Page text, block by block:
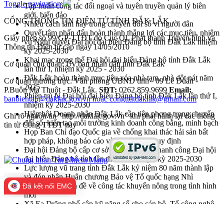
Tập huấn công tác đối ngoại và tuyên truyền quản lý biên
giới, biển đảo
Nhiều cách làm hay trong chuyển đổi số vì người dân
Quyết tâm phấn đấu hoàn thành thắng lợi các mục tiêu, nhiệm
vụ Nghị quyết Đại hội đại biểu Đảng bộ tỉnh Đắk Lắk nhiệm
kỳ 2025-2030
Khai mạc trọng thể Đại hội đại biểu Đảng bộ tỉnh Đắk Lắk
lần thứ I, nhiệm kỳ 2025 - 2030
Đắk Lắk hoàn thành mục tiêu xóa nhà tạm, nhà dột nát năm
2025
Phiên trù bị Đại hội đại biểu Đảng bộ tỉnh Đắk Lắk lần thứ I,
nhiệm kỳ 2025-2030
Hiệp hội Doanh nhân Đắk Lắk cần tiên phong trong chuyển
đổi số, kiến tạo môi trường kinh doanh công bằng, minh bạch
Họp Ban Chỉ đạo Quốc gia về chống khai thác hải sản bất
hợp pháp, không báo cáo và không theo quy định
Đại hội Đảng bộ cấp cơ sở góp phần vào thanh công Đại hội
đại biểu Đảng bộ tỉnh lần thứ nhất, nhiệm kỳ 2025-2030
Lực lượng vũ trang tỉnh Đắk Lắk kỷ niệm 80 năm thành lập
và đón nhận Huân chương Bảo vệ Tổ quốc hạng Nhì
Hội nghị chuyên đề về công tác khuyến nông trong tình hình
mới
Toggle navigation
CỔNG THÔNG TIN ĐIỆN TỬ TỈNH ĐẮK LẮK
Giấy phép số 99/GP-TTĐT do Cục QL Phát thanh Truyền hình và
Thông tin Điện tử cấp ngày 14/05/2010
Cơ quan chủ quản: Ủy ban nhân dân tỉnh Đắk Lắk
Cơ quan thường trực: Văn phòng UBND tỉnh - 09 Lê Duẩn -
P.Buôn Ma Thuột - Đắk Lắk. SĐT: 0262.859.9699 Email:
banbientap@daklak.gov.vn hoặc congttdtdaklak@gmail.com
Ghi rõ nguồn tin "http://daklak.gov.vn" khi phát hành lại các thông
tin từ Cổng TTĐT này
Đã kết nối EMC